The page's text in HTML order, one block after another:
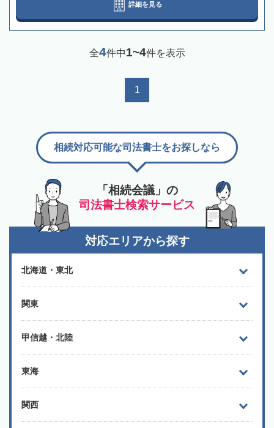
詳細を見る
全4件中1~4件を表示
1
「相続会議」の
司法書士検索サービス
相続対応可能な司法書士をお探しなら
対応エリアから探す
北海道・東北
関東
甲信越・北陸
東海
関西